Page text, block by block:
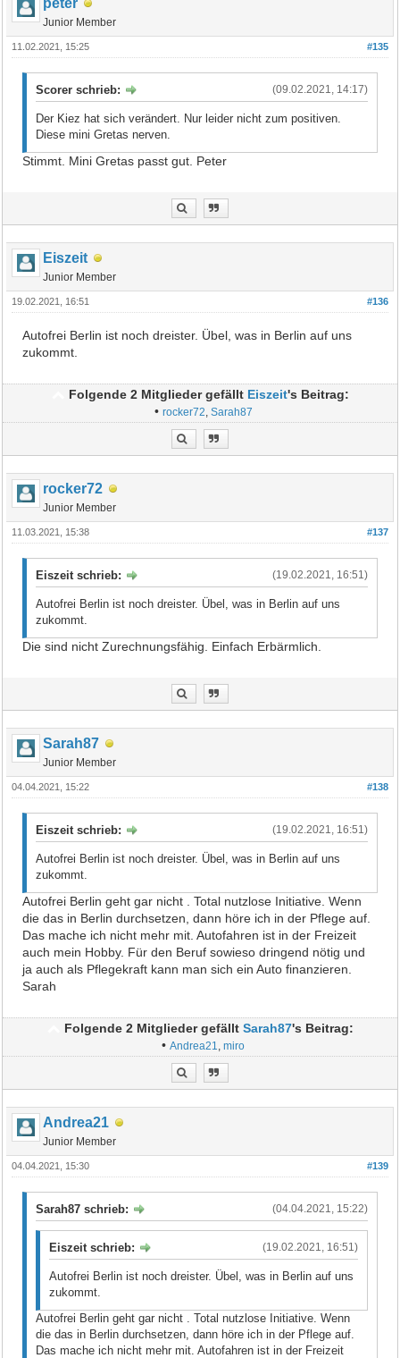
peter
Junior Member
#135
11.02.2021, 15:25
(09.02.2021, 14:17)
Scorer schrieb:
Der Kiez hat sich verändert. Nur leider nicht zum positiven.
Diese mini Gretas nerven.
Stimmt. Mini Gretas passt gut. Peter
Eiszeit
Junior Member
#136
19.02.2021, 16:51
Autofrei Berlin ist noch dreister. Übel, was in Berlin auf uns
zukommt.
Folgende 2 Mitglieder gefällt Eiszeit's Beitrag:
• rocker72, Sarah87
rocker72
Junior Member
#137
11.03.2021, 15:38
(19.02.2021, 16:51)
Eiszeit schrieb:
Autofrei Berlin ist noch dreister. Übel, was in Berlin auf uns
zukommt.
Die sind nicht Zurechnungsfähig. Einfach Erbärmlich.
Sarah87
Junior Member
#138
04.04.2021, 15:22
(19.02.2021, 16:51)
Eiszeit schrieb:
Autofrei Berlin ist noch dreister. Übel, was in Berlin auf uns
zukommt.
Autofrei Berlin geht gar nicht . Total nutzlose Initiative. Wenn
die das in Berlin durchsetzen, dann höre ich in der Pflege auf.
Das mache ich nicht mehr mit. Autofahren ist in der Freizeit
auch mein Hobby. Für den Beruf sowieso dringend nötig und
ja auch als Pflegekraft kann man sich ein Auto finanzieren.
Sarah
Folgende 2 Mitglieder gefällt Sarah87's Beitrag:
•Andrea21,miro
Andrea21
Junior Member
#139
04.04.2021, 15:30
(04.04.2021, 15:22)
Sarah87 schrieb:
(19.02.2021, 16:51)
Eiszeit schrieb:
Autofrei Berlin ist noch dreister. Übel, was in Berlin auf uns
zukommt.
Autofrei Berlin geht gar nicht . Total nutzlose Initiative. Wenn
die das in Berlin durchsetzen, dann höre ich in der Pflege auf.
Das mache ich nicht mehr mit. Autofahren ist in der Freizeit